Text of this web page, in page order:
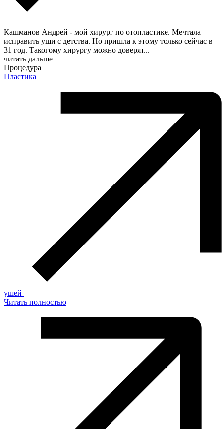
Кашманов Андрей - мой хирург по отопластике. Мечтала
исправить уши с детства. Но пришла к этому только сейчас в
31 год. Такогому хирургу можно доверят...
читать дальше
Процедура
Пластика
ушей
Читать полностью